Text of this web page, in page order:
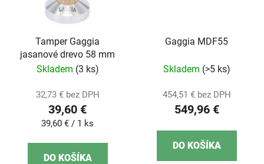
Tamper Gaggia
jasanové drevo 58 mm
Skladem (3 ks)
32,73 € bez DPH
39,60 €
Jednotková
39,60 € / 1 ks
DO KOŠÍKA
Gaggia MDF55
Skladem (>5 ks)
454,51 € bez DPH
549,96 €
DO KOŠÍKA